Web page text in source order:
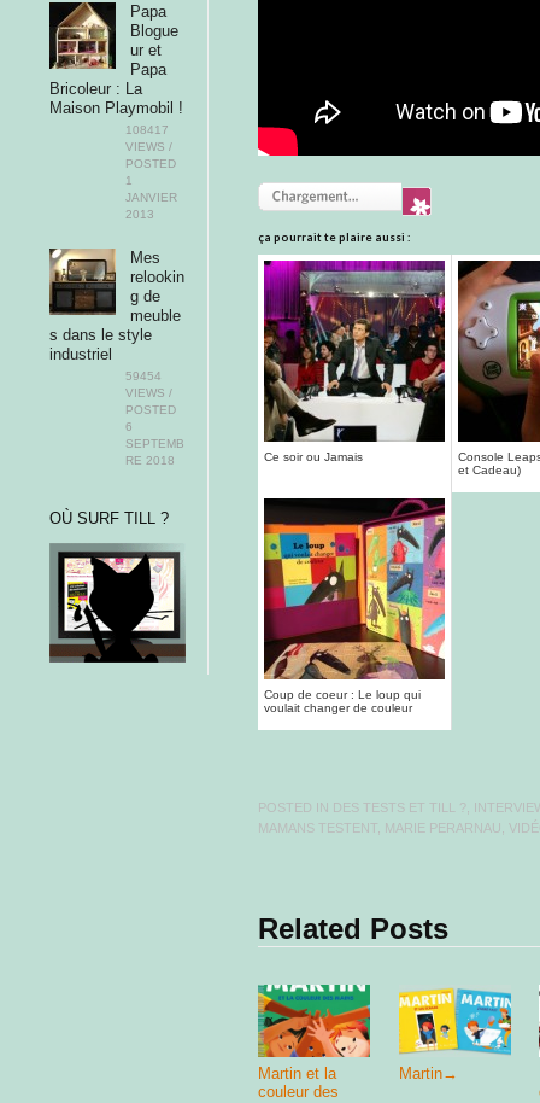
ça pourrait te plaire aussi :
Ce soir ou Jamais
Console
et Cadeau)
Coup de coeur : Le loup qui
voulait changer de couleur
POSTED IN DES TESTS ET TILL ?
MAMANS TESTENT
MARIE PERARNAU ,
Related Posts
Martin et la
couleur des
Martin→
Papa
Blogue
ur et
Papa
Bricoleur : La
Maison Playmobil !
108417
VIEWS /
POSTED
1
JANVIER
2013
Mes
relookin
g de
meuble
s dans le style
industriel
59454
VIEWS /
POSTED
6
SEPTEMB
RE 2018
OÙ SURF TILL ?